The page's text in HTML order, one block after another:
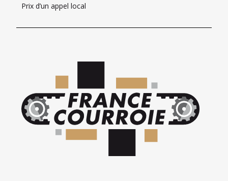
Prix d’un appel local